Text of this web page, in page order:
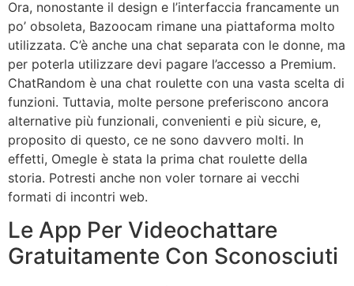
Ora, nonostante il design e l’interfaccia francamente un
po’ obsoleta, Bazoocam rimane una piattaforma molto
utilizzata. C’è anche una chat separata con le donne, ma
per poterla utilizzare devi pagare l’accesso a Premium.
ChatRandom è una chat roulette con una vasta scelta di
funzioni. Tuttavia, molte persone preferiscono ancora
alternative più funzionali, convenienti e più sicure, e,
proposito di questo, ce ne sono davvero molti. In
effetti, Omegle è stata la prima chat roulette della
storia. Potresti anche non voler tornare ai vecchi
formati di incontri web.
Le App Per Videochattare
Gratuitamente Con Sconosciuti